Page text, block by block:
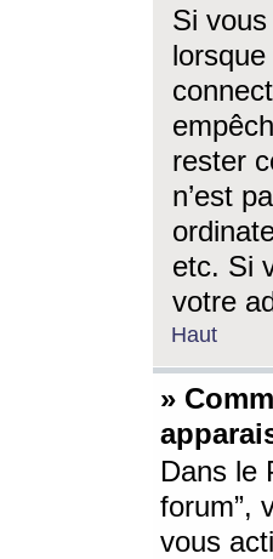
Si
rester
n’est
etc. Si
votre
Haut
»
Dans le
forum”,
vous